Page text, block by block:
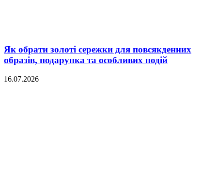
Як обрати золоті сережки для повсякденних
образів, подарунка та особливих подій
16.07.2026